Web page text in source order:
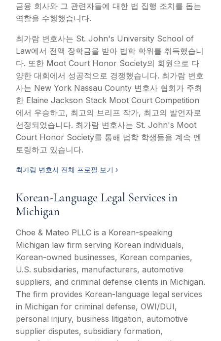
금융 회사와 그 관련자들에 대한 법 집행 조치를 돕는
역할을 수행했습니다.
최가람 변호사는 St. John's University School of
Law에서 전액 장학금을 받아 법학 학위를 취득했습니
다. 또한 Moot Court Honor Society의 회원으로 다
양한 대회에서 성공적으로 경쟁했습니다. 최가람 변호
사는 New York Nassau County 변호사 협회가 주최
한 Elaine Jackson Stack Moot Court Competition
에서 우승하고, 최고의 브리프 작가, 최고의 발언자로
선정되었습니다. 최가람 변호사는 St. John's Moot
Court Honor Society를 통해 법학 학생들을 계속 멘
토링하고 있습니다.
최가람 변호사 전체 프로필 보기 ›
Korean-Language Legal Services in
Michigan
Choe & Mateo PLLC is a Korean-speaking
Michigan law firm serving Korean individuals,
Korean-owned businesses, Korean companies,
U.S. subsidiaries, manufacturers, automotive
suppliers, and criminal defense clients in Michigan.
The firm provides Korean-language legal services
in Michigan for criminal defense, OWI/DUI,
personal injury, business litigation, automotive
supplier disputes, subsidiary formation,